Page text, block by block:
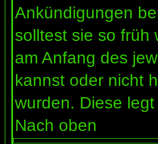
Ankündigungen
solltest sie so früh
am Anfang des
kannst oder nicht
wurden. Diese
Nach oben